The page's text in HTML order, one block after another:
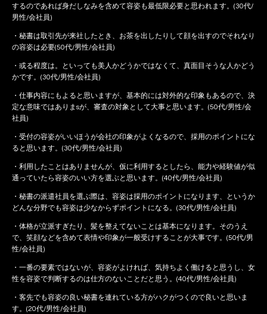
するのであれば身だしなみを含めて容姿も最低限必要と思われます。(30代/
男性/会社員)
・秘書は取引先が来社したとき、お茶を出したりして顔を出すのでそれなり
の容姿は必要(50代/男性/会社員)
・或る程度は。といっても美人かどうかではなくて、真面目そうな人かどう
かです。(30代/男性/会社員)
・仕事内容にもよると思いますが、基本的には対外的な印象もあるので、決
定な意味ではありまsが、審査の対象として大事と思います。(50代/男性/会
社員)
・受付の容姿がいいほうが会社の印象がよくなるので、採用のポイントにな
ると思います。(30代/男性/会社員)
・利用したことはありませんが、仮に利用するとしたら、能力や経験値が似
通っていたら容姿のいい方を選ぶと思います。(40代/男性/会社員)
・秘書の派遣社員を選ぶ際は、容姿は採用のポイントになります、というか
どんな分野でも容姿は少なからずポイントになる。(30代/男性/会社員)
・体格が立派すぎたり、髪を整えてないことは基本になります。そのうえ
で、笑顔などを含めて表情や印象が一般受けすることが大事です。(50代/男
性/会社員)
・一番の要素ではないが、容姿がよければ、気持ちよく働けると思うし、女
性を容姿で判断するのは仕方のないことだと思う。(40代/男性/会社員)
・客先でも容姿の良い秘書を連れている方がハクがつくので良いと思いま
す。(20代/男性/会社員)